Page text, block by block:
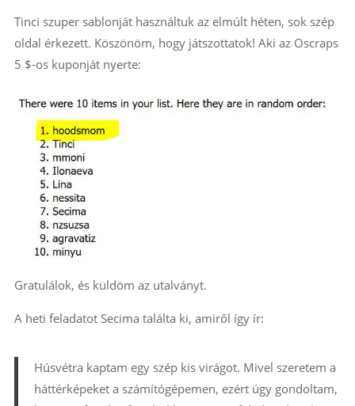
Tinci szuper sablonját használtuk az elmúlt héten, sok szép
oldal érkezett. Köszönöm, hogy játszottatok! Aki az Oscraps
5 $-os kuponját nyerte:
Gratulálok, és küldöm az utalványt.
A heti feladatot Secima találta ki, amiről így ír:
Húsvétra kaptam egy szép kis virágot. Mivel szeretem a
háttérképeket a számítógépemen, ezért úgy gondoltam,